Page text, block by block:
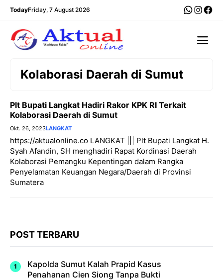
Langsung
TodayFriday, 7 August 2026
Kolaborasi Daerah di Sumut
Plt Bupati Langkat Hadiri Rakor KPK RI Terkait
Kolaborasi Daerah di Sumut
Okt. 26, 2023LANGKAT
https://aktualonline.co LANGKAT ||| Plt Bupati Langkat H.
Syah Afandin, SH menghadiri Rapat Kordinasi Daerah
Kolaborasi Pemangku Kepentingan dalam Rangka
Penyelamatan Keuangan Negara/Daerah di Provinsi
Sumatera
POST TERBARU
Kapolda Sumut Kalah Prapid Kasus
Penahanan Cien Siong Tanpa Bukti